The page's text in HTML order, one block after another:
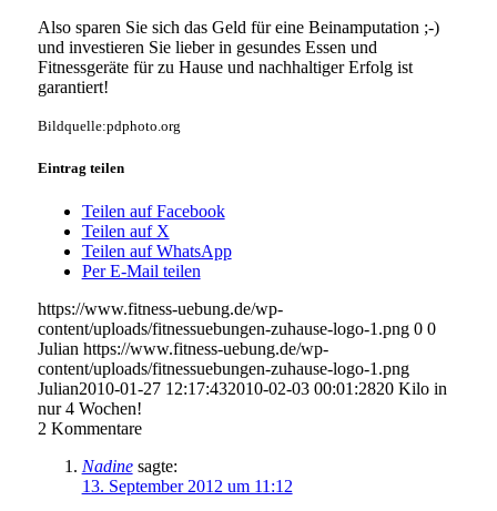
Also sparen Sie sich das Geld für eine Beinamputation ;-)
und investieren Sie lieber in gesundes Essen und
Fitnessgeräte für zu Hause und nachhaltiger Erfolg ist
garantiert!
Bildquelle:pdphoto.org
Eintrag teilen
Teilen auf Facebook
Teilen auf X
Teilen auf WhatsApp
Per E-Mail teilen
https://www.fitness-uebung.de/wp-
content/uploads/fitnessuebungen-zuhause-logo-1.png 0 0
Julian https://www.fitness-uebung.de/wp-
content/uploads/fitnessuebungen-zuhause-logo-1.png
Julian2010-01-27 12:17:432010-02-03 00:01:2820 Kilo in
nur 4 Wochen!
2 Kommentare
Nadine sagte:
13. September 2012 um 11:12